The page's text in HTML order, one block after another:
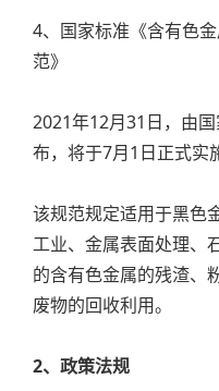
4、国家标准《含有色
范》
2021年12月31日，由
布，将于7月1日正式实
该规范规定适用于黑色
工业、金属表面处理、
的含有色金属的残渣、
废物的回收利用。
2、政策法规